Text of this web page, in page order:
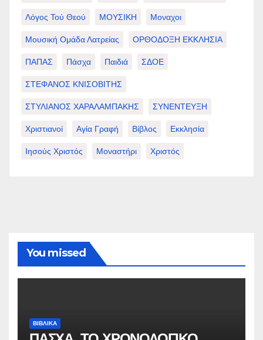
Λόγος Τού Θεού ΜΟΥΣΙΚΗ Μοναχοι
Μουσική Ομάδα Λατρείας ΟΡΘΟΔΟΞΗ ΕΚΚΛΗΣΙΑ
ΠΑΠΑΣ Πάσχα Παιδιά ΣΔΟΕ
ΣΤΕΦΑΝΟΣ ΚΝΙΣΟΒΙΤΗΣ
ΣΤΥΛΙΑΝΟΣ ΧΑΡΑΛΑΜΠΑΚΗΣ ΣΥΝΕΝΤΕΥΞΗ
Χριστιανοί Αγία Γραφή Βίβλος Εκκλησία
Ιησούς Χριστός Μοναστήρι Χριστός
You missed
ΒΙΒΛΙΚΑ